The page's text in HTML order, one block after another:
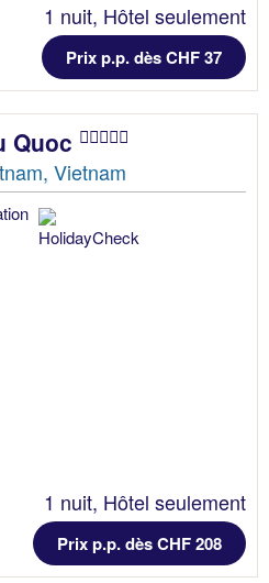
1 nuit, Hôtel seulement
Prix p.p. dès CHF 37
Quoc
Vietnam
1 nuit, Hôtel seulement
Prix p.p. dès CHF 208